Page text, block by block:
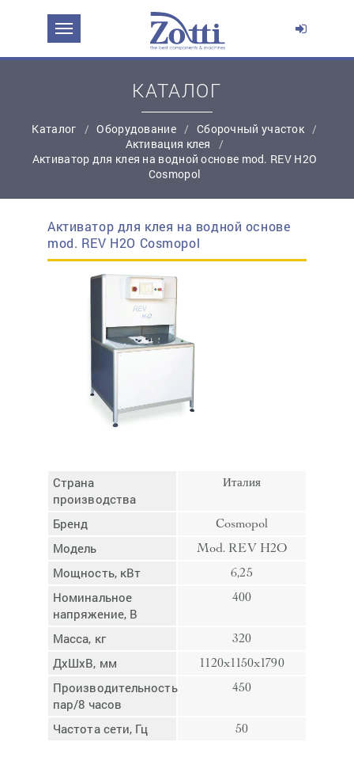
простую регистрацию
КАТАЛОГ
Каталог Оборудование
Сборочный участок
Активация клея
Активатор для клея на водной основе mod. REV H2O
Cosmopol
Активатор для клея на водной основе
mod. REV H2O Cosmopol
Страна
производства
Италия
Бренд Cosmopol
Модель Mod. REV H2O
Мощность, кВт 6,25
Номинальное
напряжение, В
400
Масса, кг 320
ДхШхВ, мм 1120x1150x1790
Производительность,
пар/8 часов
450
Частота сети, Гц 50
ЗАДАТЬ ВОПРОС О ПРОДУКТЕ
Контактный телефон:*
Ваш вопрос:
Отмена